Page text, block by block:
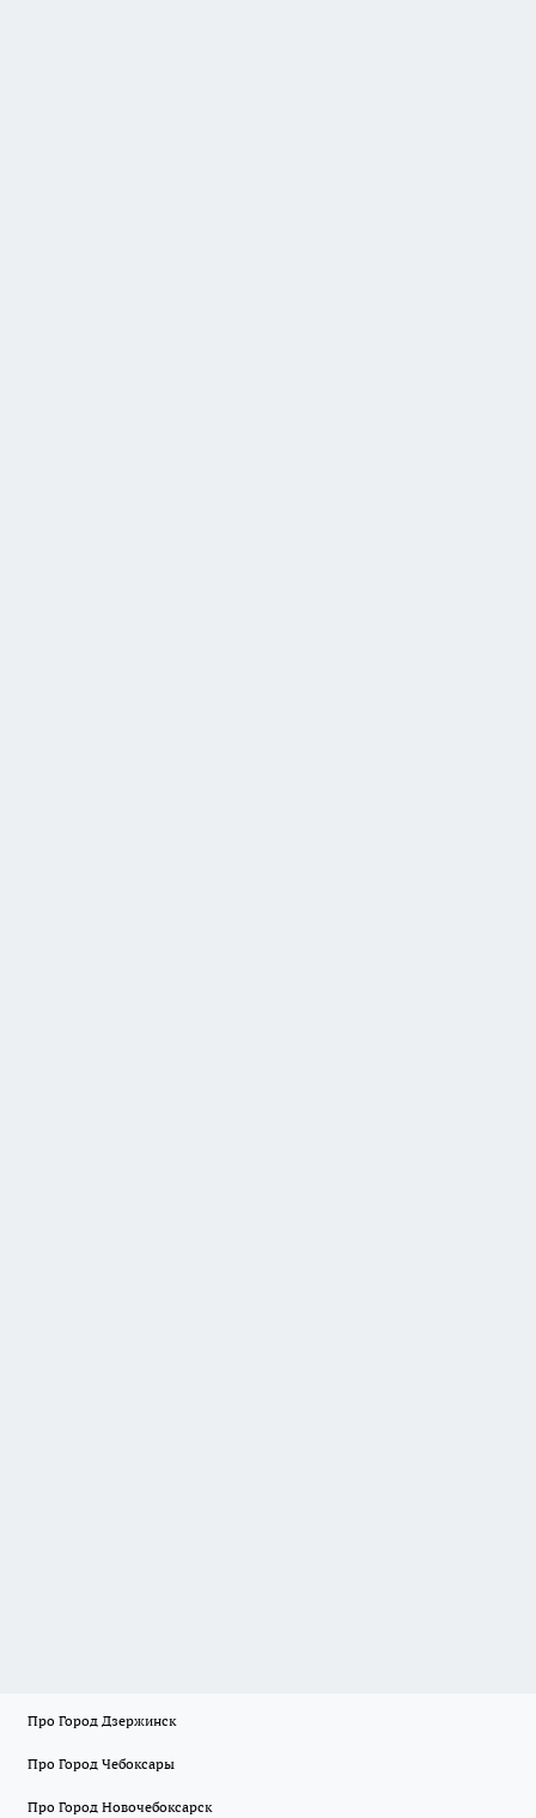
Про Город Дзержинск
Про Город Чебоксары
Про Город Новочебоксарск